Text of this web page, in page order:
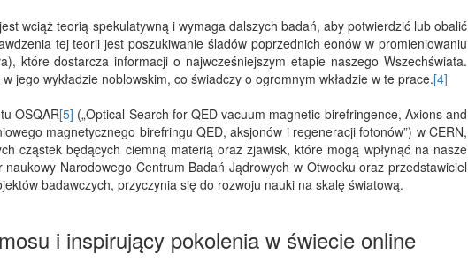
wciąż teorią spekulatywną i wymaga dalszych badań, aby potwierdzić lub obalić
tej teorii jest poszukiwanie śladów poprzednich eonów w promieniowaniu
które dostarcza informacji o najwcześniejszym etapie naszego Wszechświata.
jego wykładzie noblowskim, co świadczy o ogromnym wkładzie w te prace.[4]
OSQAR[5] („Optical Search for QED vacuum magnetic birefringence, Axions and
magnetycznego birefringu QED, aksjonów i regeneracji fotonów”) w CERN,
cząstek będących ciemną materią oraz zjawisk, które mogą wpłynąć na nasze
Narodowego Centrum Badań Jądrowych w Otwocku oraz przedstawiciel
badawczych, przyczynia się do rozwoju nauki na skalę światową.
i inspirujący pokolenia w świecie online